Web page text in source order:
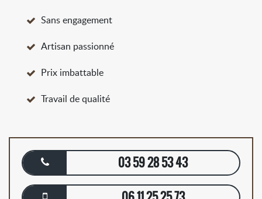
Sans engagement
Artisan passionné
Prix imbattable
Travail de qualité
03 59 28 53 43